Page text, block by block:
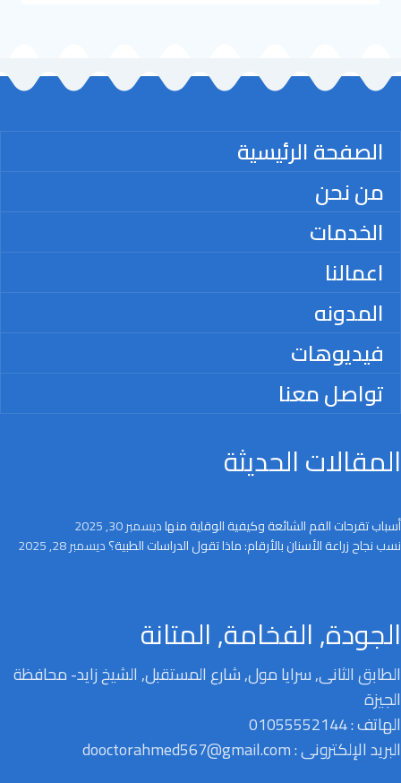
الصفحة الرئيسية
من نحن
الخدمات
اعمالنا
المدونه
فيديوهات
تواصل معنا
المقالات الحديثة
أسباب تقرحات الفم الشائعة وكيفية الوقاية منهاديسمبر 30, 2025
نسب نجاح زراعة الأسنان بالأرقام: ماذا تقول الدراسات الطبية؟ديسمبر 28, 2025
الجودة, الفخامة, المتانة
الطابق الثانى, سرايا مول, شارع المستقبل, الشيخ زايد- محافظة
الجيزة
الهاتف : 01055552144
البريد الإلكترونى : dooctorahmed567@gmail.com